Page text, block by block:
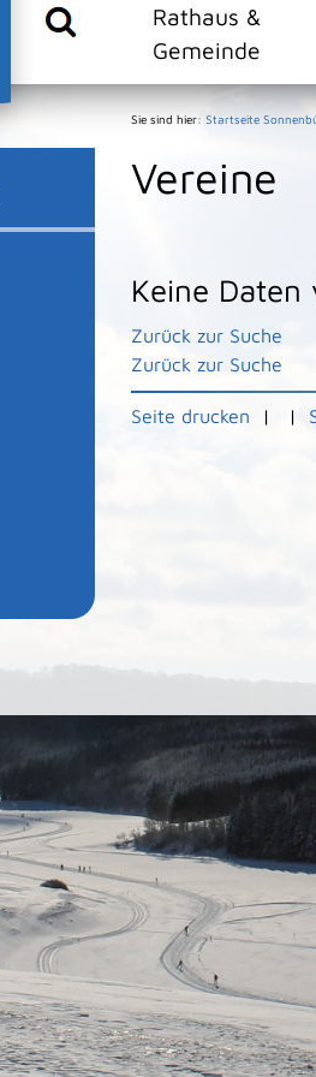
Rathaus &
Gemeinde
Sie sind hier: Startseite
Vereine
Keine Daten
Zurück zur Suche
Zurück zur Suche
Seite drucken | |